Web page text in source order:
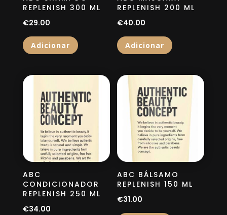
REPLENISH 300 ML
€29.00
Adicionar
REPLENISH 200 ML
€40.00
Adicionar
ABC
CONDICIONADOR
REPLENISH 250 ML
€34.00
ABC BÁLSAMO
REPLENISH 150 ML
€31.00